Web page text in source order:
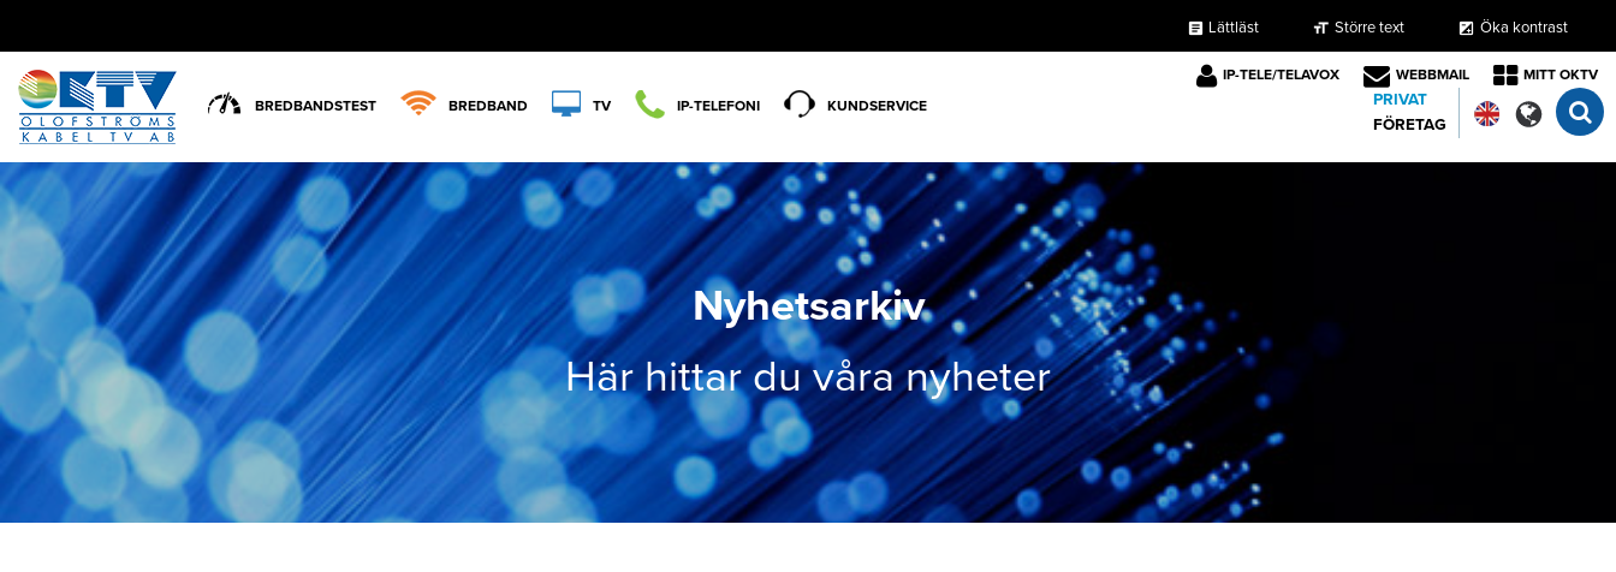
article Lättläst format_size Större text exposure Öka kontrast
BREDBANDSTEST BREDBAND TV IP-TELEFONI KUNDSERVICE
IP-TELE/TELAVOX WEBBMAIL MITT OKTV
PRIVAT
FÖRETAG
Nyhetsarkiv
Här hittar du våra nyheter